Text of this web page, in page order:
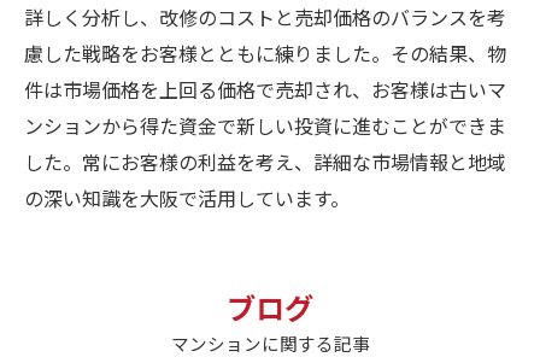
詳しく分析し、改修のコストと売却価格のバランスを考
慮した戦略をお客様とともに練りました。その結果、物
件は市場価格を上回る価格で売却され、お客様は古いマ
ンションから得た資金で新しい投資に進むことができま
した。常にお客様の利益を考え、詳細な市場情報と地域
の深い知識を大阪で活用しています。
ブログ
マンションに関する記事